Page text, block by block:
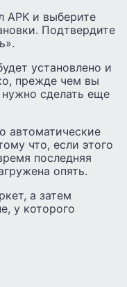
APK и выберите
Подтвердите
установлено и
прежде чем вы
нужно сделать еще
автоматические
что, если этого
последняя
опять.
а затем
у которого